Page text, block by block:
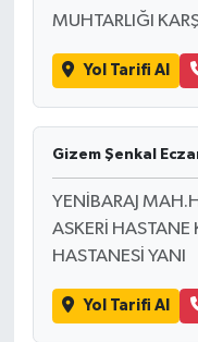
MUHTARLIĞI
Yol Tarifi Al
Gizem Şenkal
YENİBARAJ
ASKERİ HASTANE
HASTANESİ YANI
Yol Tarifi Al